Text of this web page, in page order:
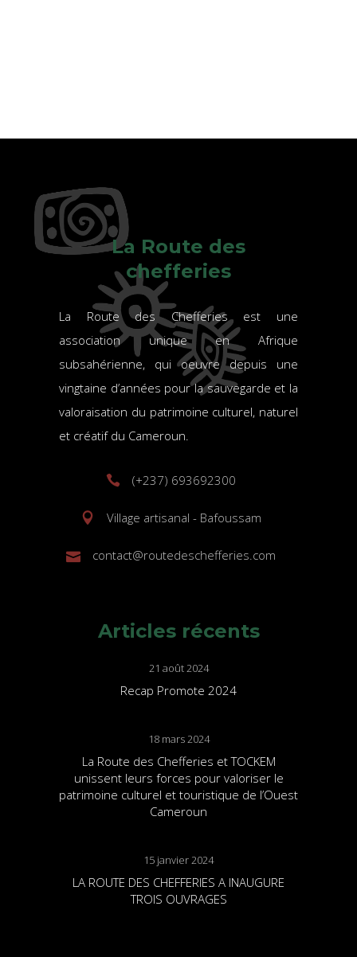
La Route des
chefferies
La Route des Chefferies est une
association unique en Afrique
subsahérienne, qui oeuvre depuis une
vingtaine d’années pour la sauvegarde et la
valoraisation du patrimoine culturel, naturel
et créatif du Cameroun.
(+237) 693692300
Village artisanal - Bafoussam
contact@routedeschefferies.com
Articles récents
21 août 2024
Recap Promote 2024
18 mars 2024
La Route des Chefferies et TOCKEM
unissent leurs forces pour valoriser le
patrimoine culturel et touristique de l’Ouest
Cameroun
15 janvier 2024
LA ROUTE DES CHEFFERIES A INAUGURE
TROIS OUVRAGES